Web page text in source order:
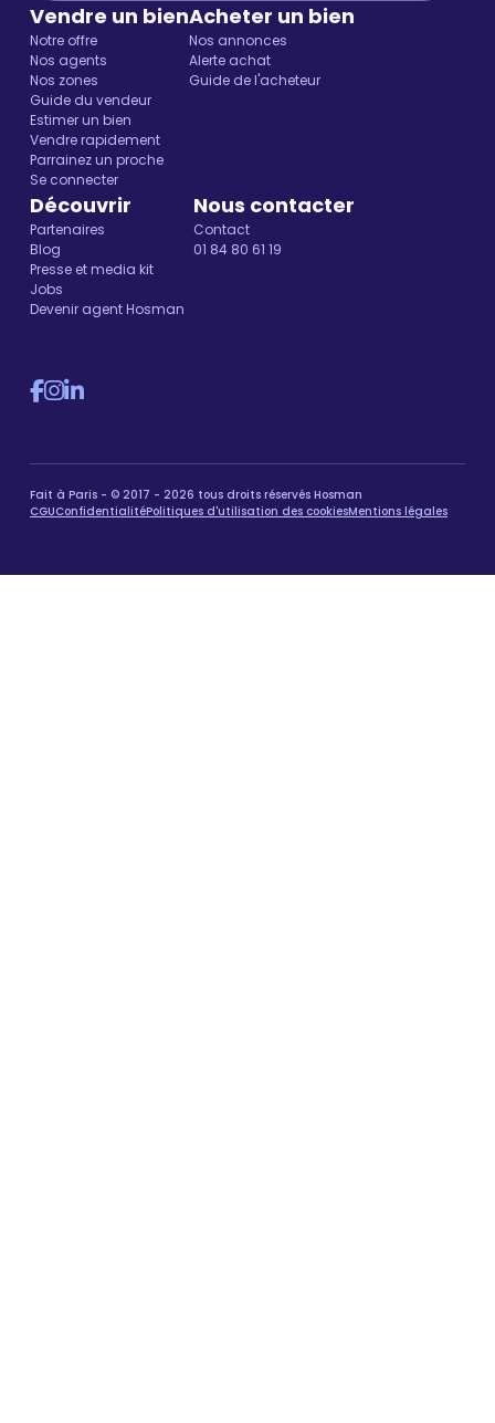
Vendre un bien
Notre offre
Nos agents
Nos zones
Guide du vendeur
Estimer un bien
Vendre rapidement
Parrainez un proche
Se connecter
Acheter un bien
Nos annonces
Alerte achat
Guide de l'acheteur
Découvrir
Partenaires
Blog
Presse et media kit
Jobs
Devenir agent Hosman
Nous contacter
Contact
01 84 80 61 19
Fait à Paris - © 2017 - 2026 tous droits réservés Hosman
CGUConfidentialitéPolitiques d'utilisation des cookiesMentions légales